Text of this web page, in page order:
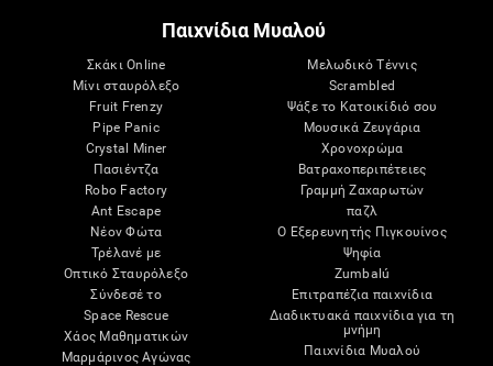
Παιχνίδια Μυαλού
Σκάκι Online
Μίνι σταυρόλεξο
Fruit Frenzy
Pipe Panic
Crystal Miner
Πασιέντζα
Robo Factory
Ant Escape
Νέον Φώτα
Τρέλανέ με
Οπτικό Σταυρόλεξο
Σύνδεσέ το
Space Rescue
Χάος Μαθηματικών
Μαρμάρινος Αγώνας
Μελωδικό Τέννις
Scrambled
Ψάξε το Κατοικίδιό σου
Μουσικά Ζευγάρια
Χρονοχρώμα
Βατραχοπεριπέτειες
Γραμμή Ζαχαρωτών
παζλ
Ο Εξερευνητής Πιγκουίνος
Ψηφία
Zumbalú
Επιτραπέζια παιχνίδια
Διαδικτυακά παιχνίδια για τη
μνήμη
Παιχνίδια Μυαλού